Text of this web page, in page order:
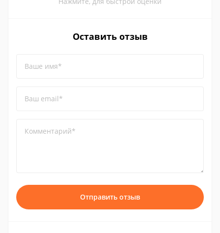
Оставить отзыв
Ваше имя*
Ваш email*
Комментарий*
Отправить отзыв